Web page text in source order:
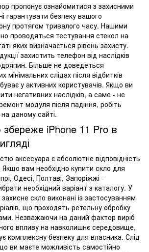
пропонує ознайомитися з захисними
гарантувати безпеку вашого
протягом тривалого часу. Нашими
проводяться тестування стекол на
яких визначається рівень захисту.
захистить телефон від наслідків
Більше не доведеться
мінімальних слідах після відбитків
у активних користувачів. Якщо ви
негативних наслідків, а саме - не
модуля після падіння, робіть
даному сайті.
збереже iPhone 11 Pro в
аксесуара є абсолютне відповідність
вам необхідно купити скло для
Одесі, Полтаві, Запоріжжі -
необхідний варіант з каталогу. У
захисне скло виконані із застосуванням
що проходять ретельну обробку
Незважаючи на даний фактор виріб
впливу на навколишнє середовище,
комплексну безпеку для власника. Слід
ви маєте можливість самостійно